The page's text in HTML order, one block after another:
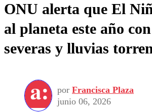
Frecuencias
Agricultura TV
Deportes
Colo Colo
Seleccion Chilena
Torneo Internacional
Entretención
Economía
Internacional
Publicaciones en
Opinión
ONU alerta que El
al planeta este año
severas y lluvias
por Francisca Plaza
junio 06, 2026